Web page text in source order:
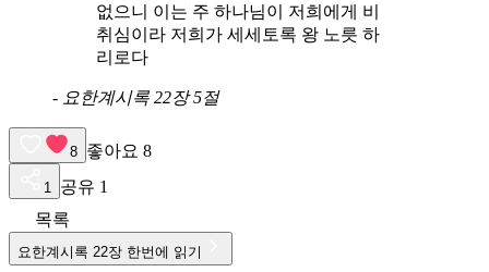
없으니 이는 주 하나님이 저희에게 비
취심이라 저희가 세세토록 왕 노릇 하
리로다
- 요한계시록 22장 5절
8 좋아요 8
1 공유 1
목록
요한계시록 22장 한번에 읽기